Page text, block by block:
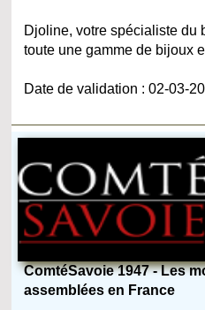
Djoline, votre spécialiste du
toute une gamme de bijoux
Date de validation : 02-03-
ComtéSavoie 1947 - Les
assemblées en France